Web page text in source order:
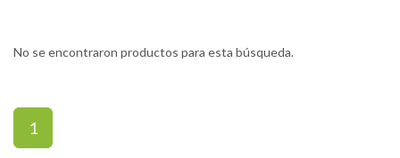
No se encontraron productos para esta búsqueda.
1